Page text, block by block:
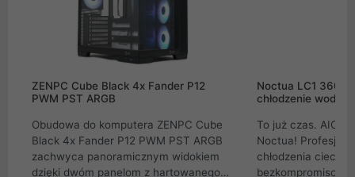
ZENPC Cube Black 4x Fander P12
PWM PST ARGB
Obudowa do komputera ZENPC Cube
Black 4x Fander P12 PWM PST ARGB
zachwyca panoramicznym widokiem
dzięki dwóm panelom z hartowanego
Noctua LC1
chłodzenie wodne
To już czas. AIO
Noctua!
chłodzenia cieczą